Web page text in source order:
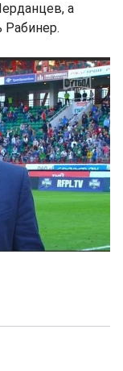
а
Рабинер.